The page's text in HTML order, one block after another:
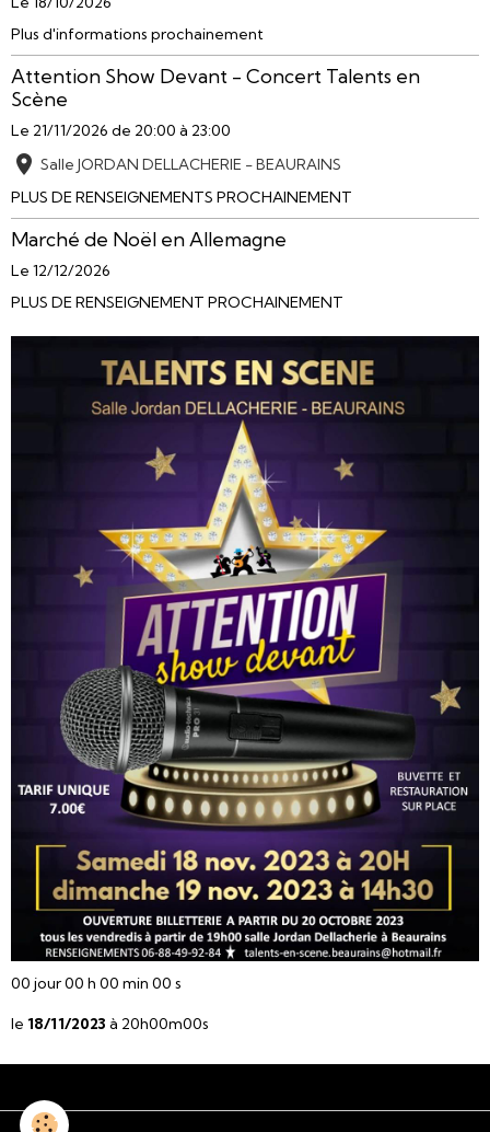
Plus d'informations prochainement
Attention Show Devant - Concert Talents en
Scène
Le 21/11/2026 de 20:00 à 23:00
Salle JORDAN DELLACHERIE - BEAURAINS
PLUS DE RENSEIGNEMENTS PROCHAINEMENT
Marché de Noël en Allemagne
Le 12/12/2026
PLUS DE RENSEIGNEMENT PROCHAINEMENT
00 jour00 h 00 min 00 s
le 18/11/2023 à 20h00m00s